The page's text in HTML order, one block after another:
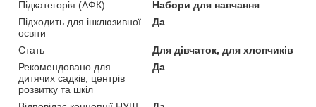
Підкатегорія (АФК)
Набори для навчання
Підходить для інклюзивної
освіти
Да
Стать
Для дівчаток, для хлопчиків
Рекомендовано для
дитячих садків, центрів
розвитку та шкіл
Да